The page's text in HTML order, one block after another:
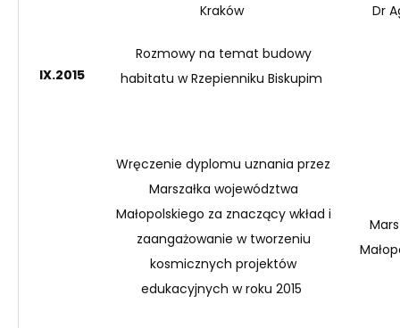
IX.2015
Kraków
Rozmowy na temat budowy
habitatu w Rzepienniku Biskupim
Wręczenie dyplomu uznania przez
Marszałka województwa
Małopolskiego za znaczący wkład i
zaangażowanie w tworzeniu
kosmicznych projektów
edukacyjnych w roku 2015
Dr